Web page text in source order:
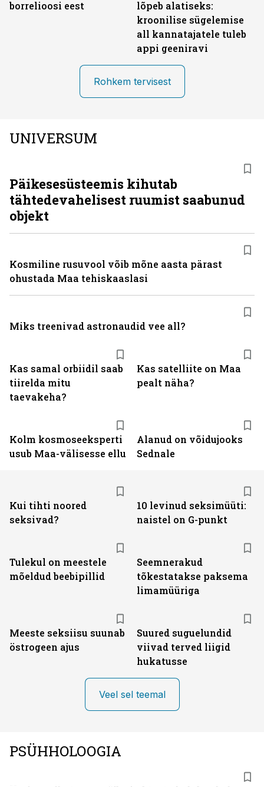
borrelioosi eest
lõpeb alatiseks:
kroonilise sügelemise
all kannatajatele tuleb
appi geeniravi
Rohkem tervisest
UNIVERSUM
Kas samal orbiidil saab
tiirelda mitu
taevakeha?
Kas satelliite on Maa
pealt näha?
Kolm kosmoseeksperti
usub Maa-välisesse ellu
Alanud on võidujooks
Sednale
Päikesesüsteemis kihutab
tähtedevahelisest ruumist saabunud
objekt
Kosmiline rusuvool võib mõne aasta pärast
ohustada Maa tehiskaaslasi
Miks treenivad astronaudid vee all?
Kui tihti noored
seksivad?
10 levinud seksimüüti:
naistel on G-punkt
Tulekul on meestele
mõeldud beebipillid
Seemnerakud
tõkestatakse paksema
limamüüriga
Meeste seksiisu suunab
östrogeen ajus
Suured suguelundid
viivad terved liigid
hukatusse
Veel sel teemal
PSÜHHOLOOGIA